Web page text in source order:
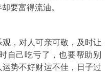
要富得流油。
，对人可亲可敬，及时让
自己吃亏了，也要帮助别
势不好财运不佳，日子过